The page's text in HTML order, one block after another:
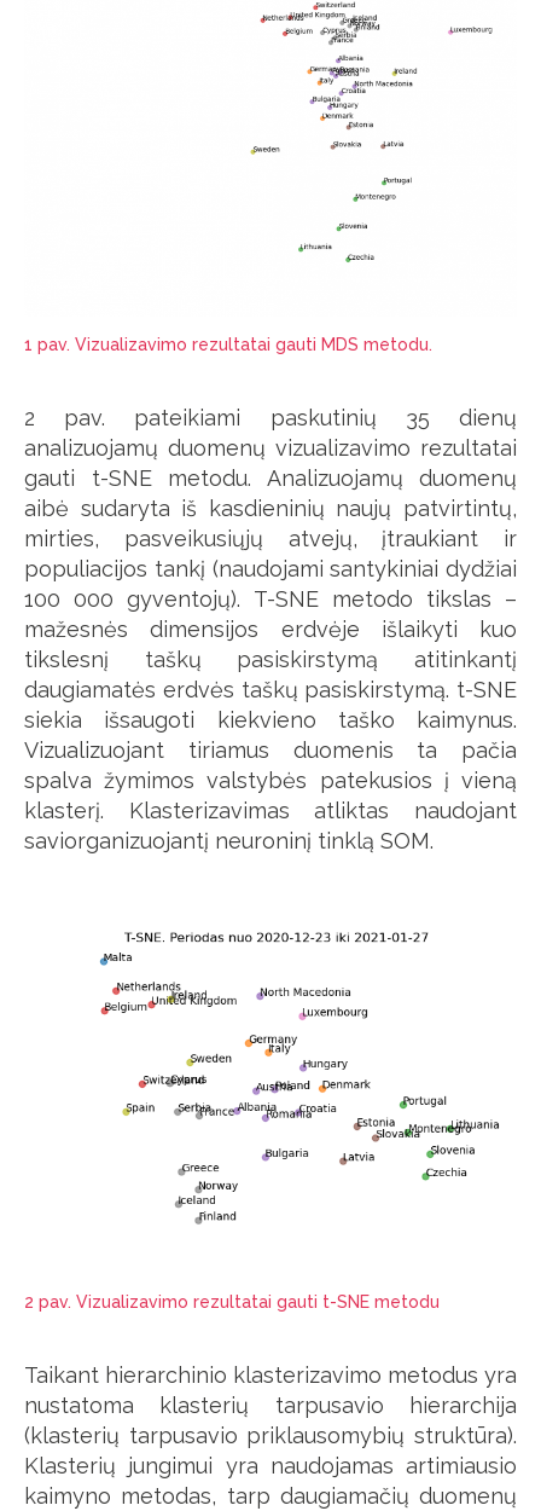
1 pav. Vizualizavimo rezultatai gauti MDS metodu.
2 pav. pateikiami paskutinių 35 dienų
analizuojamų duomenų vizualizavimo rezultatai
gauti t-SNE metodu. Analizuojamų duomenų
aibė sudaryta iš kasdieninių naujų patvirtintų,
mirties, pasveikusiųjų atvejų, įtraukiant ir
populiacijos tankį (naudojami santykiniai dydžiai
100 000 gyventojų). T-SNE metodo tikslas –
mažesnės dimensijos erdvėje išlaikyti kuo
tikslesnį taškų pasiskirstymą atitinkantį
daugiamatės erdvės taškų pasiskirstymą. t-SNE
siekia išsaugoti kiekvieno taško kaimynus.
Vizualizuojant tiriamus duomenis ta pačia
spalva žymimos valstybės patekusios į vieną
klasterį. Klasterizavimas atliktas naudojant
saviorganizuojantį neuroninį tinklą SOM.
2 pav. Vizualizavimo rezultatai gauti t-SNE metodu
Taikant hierarchinio klasterizavimo metodus yra
nustatoma klasterių tarpusavio hierarchija
(klasterių tarpusavio priklausomybių struktūra).
Klasterių jungimui yra naudojamas artimiausio
kaimyno metodas, tarp daugiamačių duomenų